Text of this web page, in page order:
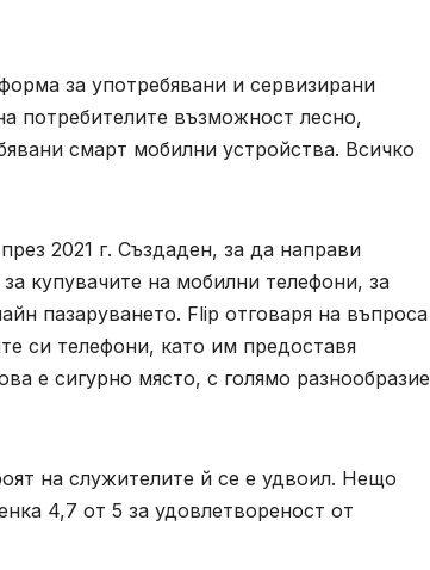
за употребявани и сервизирани
потребителите възможност лесно,
смарт мобилни устройства. Всичко
2021 г. Създаден, за да направи
купувачите на мобилни телефони, за
пазаруването. Flip отговаря на въпроса
си телефони, като им предоставя
е сигурно място, с голямо разнообразие
на служителите й се е удвоил. Нещо
4,7 от 5 за удовлетвореност от